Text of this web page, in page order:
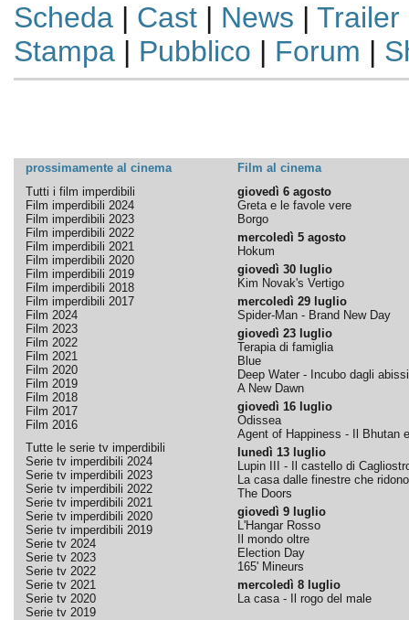
Scheda| Cast| News | Trailer
Stampa| Pubblico | Forum |
prossimamente al cinema
Film al cinema
Tutti i film imperdibili
Film imperdibili 2024
Film imperdibili 2023
Film imperdibili 2022
Film imperdibili 2021
Film imperdibili 2020
Film imperdibili 2019
Film imperdibili 2018
Film imperdibili 2017
Film 2024
Film 2023
Film 2022
Film 2021
Film 2020
Film 2019
Film 2018
Film 2017
Film 2016
Tutte le serie tv imperdibili
Serie tv imperdibili 2024
Serie tv imperdibili 2023
Serie tv imperdibili 2022
Serie tv imperdibili 2021
Serie tv imperdibili 2020
Serie tv imperdibili 2019
Serie tv 2024
Serie tv 2023
Serie tv 2022
Serie tv 2021
Serie tv 2020
Serie tv 2019
giovedì 6 agosto
Greta e le favole vere
Borgo
mercoledì 5 agosto
Hokum
giovedì 30 luglio
Kim Novak's Vertigo
mercoledì 29 luglio
Spider-Man - Brand New Day
giovedì 23 luglio
Terapia di famiglia
Blue
Deep Water - Incubo dagli abissi
A New Dawn
giovedì 16 luglio
Odissea
Agent of Happiness - Il Bhutan
lunedì 13 luglio
Lupin III - Il castello di
La casa dalle finestre che ridono
The Doors
giovedì 9 luglio
L'Hangar Rosso
Il mondo oltre
Election Day
165' Mineurs
mercoledì 8 luglio
La casa - Il rogo del male